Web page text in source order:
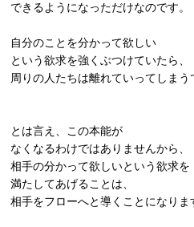
できるようになっただけなのです。
自分のことを分かって欲しい
という欲求を強くぶつけていたら、
周りの人たちは離れていってしまう
とは言え、この本能が
なくなるわけではありませんから、
相手の分かって欲しいという欲求を
満たしてあげることは、
相手をフローへと導くことになりま